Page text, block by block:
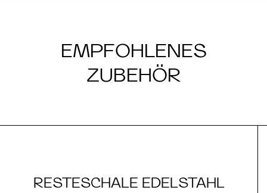
EMPFOHLENES
ZUBEHÖR
RESTESCHALE EDELSTAHL